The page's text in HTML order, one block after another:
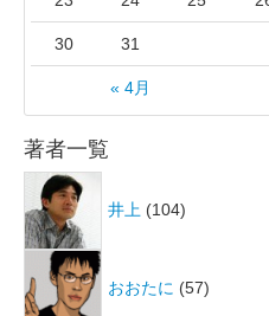
« 4月
30 31
著者一覧
井上 (104)
おおたに (57)